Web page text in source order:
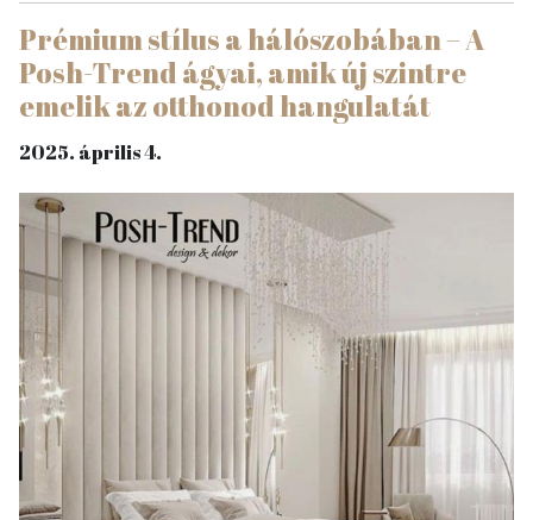
Prémium stílus a hálószobában – A
Posh-Trend ágyai, amik új szintre
emelik az otthonod hangulatát
2025. április 4.